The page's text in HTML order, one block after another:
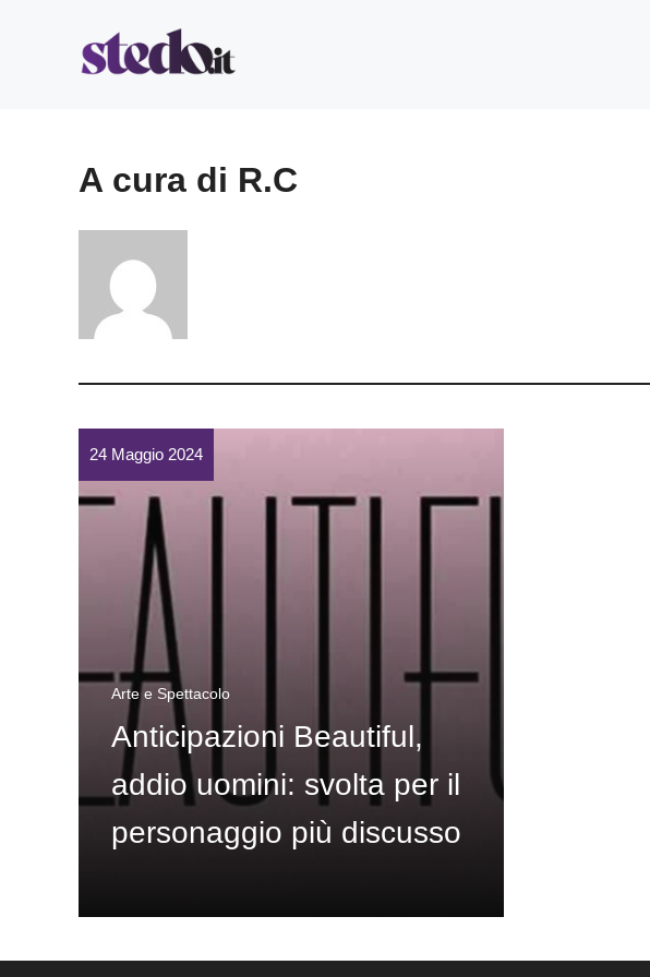
A cura di R.C
24 Maggio 2024
Arte e Spettacolo
Anticipazioni Beautiful,
addio uomini: svolta per il
personaggio più discusso